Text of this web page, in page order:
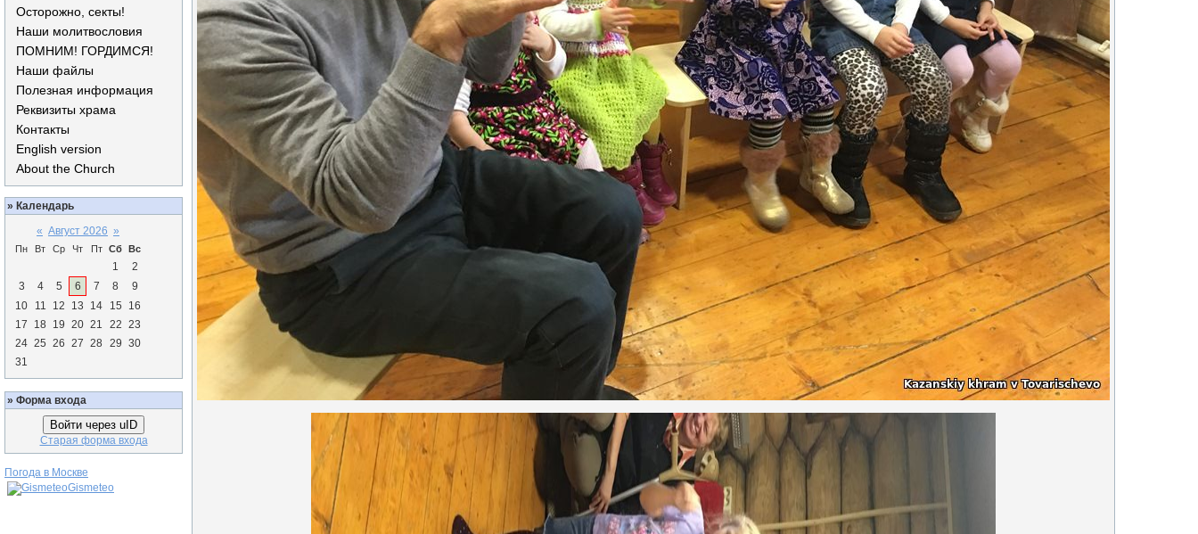
Осторожно, секты!
Наши молитвословия
ПОМНИМ! ГОРДИМСЯ!
Наши файлы
Полезная информация
Реквизиты храма
Контакты
English version
About the Church
» Календарь
« Август 2026 »
Пн Вт Ср Чт Пт Сб Вс
1
2
3
4 5 6 7 8
9
10
11 12 13 14 15
16
17
18 19 20 21 22 23
24 25 26 27 28 29 30
31
» Форма входа
Войти через uID
Старая форма входа
Погода в Москве
Gismeteo